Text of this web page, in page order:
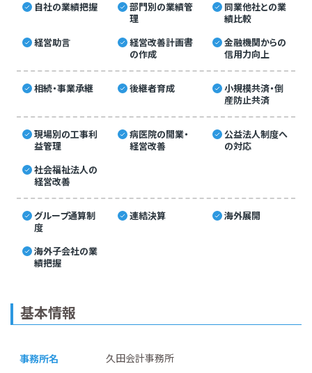
自社の業績把握
部門別の業績管
理
同業他社との業
績比較
経営助言
経営改善計画書
の作成
金融機関からの
信用力向上
相続・事業承継 後継者育成
小規模共済・倒
産防止共済
現場別の工事利
益管理
病医院の開業・
経営改善
公益法人制度へ
の対応
社会福祉法人の
経営改善
グループ通算制
度
連結決算 海外展開
海外子会社の業
績把握
基本情報
事務所名 久田会計事務所